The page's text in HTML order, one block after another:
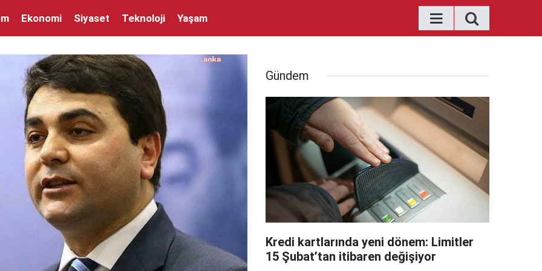
Ekonomi Siyaset Teknoloji Yaşam
Gündem
Kredi kartlarında yeni dönem: Limitler
15 Şubat’tan itibaren değişiyor